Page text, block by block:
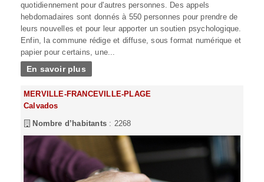
quotidiennement pour d'autres personnes. Des appels
hebdomadaires sont donnés à 550 personnes pour prendre de
leurs nouvelles et pour leur apporter un soutien psychologique.
Enfin, la commune rédige et diffuse, sous format numérique et
papier pour certains, une...
En savoir plus
MERVILLE-FRANCEVILLE-PLAGE
Calvados
Nombre d’habitants : 2268